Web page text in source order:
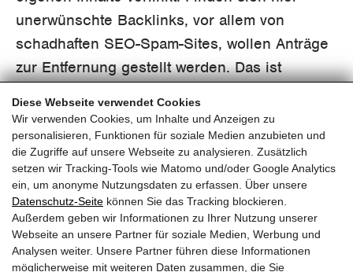
Diese Webseite verwendet Cookies
Wir verwenden Cookies, um Inhalte und Anzeigen zu
personalisieren, Funktionen für soziale Medien anzubieten und
die Zugriffe auf unsere Webseite zu analysieren. Zusätzlich
setzen wir Tracking-Tools wie Matomo und/oder Google Analytics
ein, um anonyme Nutzungsdaten zu erfassen. Über unsere
Datenschutz-Seite können Sie das Tracking blockieren.
Außerdem geben wir Informationen zu Ihrer Nutzung unserer
Webseite an unsere Partner für soziale Medien, Werbung und
Analysen weiter. Unsere Partner führen diese Informationen
möglicherweise mit weiteren Daten zusammen, die Sie
unerwünschte Backlinks, vor allem von
schadhaften SEO-Spam-Sites, wollen Anträge
zur Entfernung gestellt werden. Das ist
pinzweb.at GmbH & Co KG
Raiffeisenstraße 4, 5671 Bruck an der Glocknerstraße
Rögergasse 36/6, 1090 Wien